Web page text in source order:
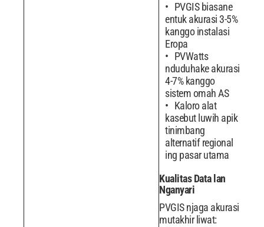
PVGIS biasane
entuk akurasi 3-5%
kanggo instalasi
Eropa
PVWatts
nduduhake akurasi
4-7% kanggo
sistem omah AS
Kaloro alat
kasebut luwih apik
tinimbang
alternatif regional
ing pasar utama
Kualitas Data lan
Nganyari
PVGIS njaga akurasi
mutakhir liwat: